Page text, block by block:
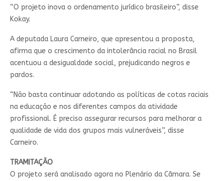
“O projeto inova o ordenamento jurídico brasileiro”, disse
Kokay.
A deputada Laura Carneiro, que apresentou a proposta,
afirma que o crescimento da intolerância racial no Brasil
acentuou a desigualdade social, prejudicando negros e
pardos.
“Não basta continuar adotando as políticas de cotas raciais
na educação e nos diferentes campos da atividade
profissional. É preciso assegurar recursos para melhorar a
qualidade de vida dos grupos mais vulneráveis”, disse
Carneiro.
TRAMITAÇÃO
O projeto será analisado agora no Plenário da Câmara. Se